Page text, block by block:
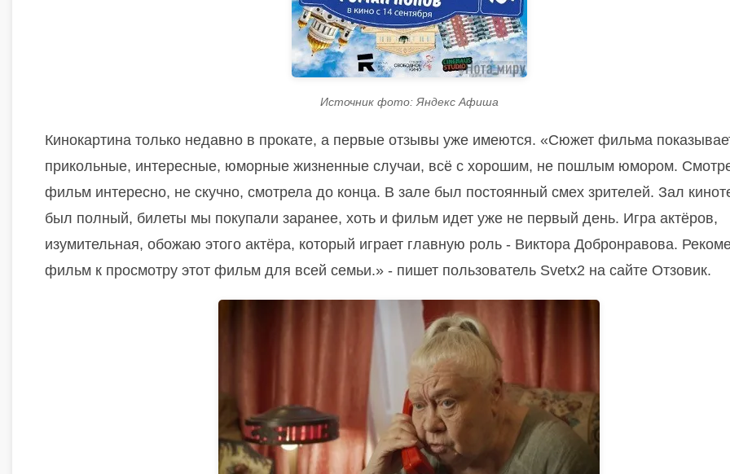
Источник фото: Яндекс Афиша
Кинокартина только недавно в прокате, а первые отзывы уже имеются. «Сюжет фильма
прикольные, интересные, юморные жизненные случаи, всё с хорошим, не пошлым юмором.
фильм интересно, не скучно, смотрела до конца. В зале был постоянный смех зрителей. Зал
был полный, билеты мы покупали заранее, хоть и фильм идет уже не первый день. Игра актёров,
изумительная, обожаю этого актёра, который играет главную роль - Виктора Добронравова.
фильм к просмотру этот фильм для всей семьи.» - пишет пользователь Svetx2 на сайте Отзовик.